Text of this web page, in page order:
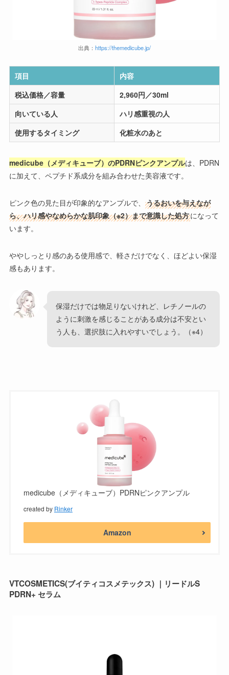
出典： https://themedicube.jp/
項目
内容
税込価格／容量
2,960円／30ml
向いている人
ハリ感重視の人
使用するタイミング
化粧水のあと
medicube（メディキューブ）のPDRNピンクアンプルは、PDRN
に加えて、ペプチド系成分を組み合わせた美容液です。
ピンク色の見た目が印象的なアンプルで、 うるおいを与えなが
ら、ハリ感やなめらかな肌印象（※2）まで意識した処方になって
います。
ややしっとり感のある使用感で、軽さだけでなく、ほどよい保湿
感もあります。
保湿だけでは物足りないけれど、レチノールの
ように刺激を感じることがある成分は不安とい
う人も、選択肢に入れやすいでしょう。（※4）
medicube（メディキューブ）PDRNピンクアンプル
created by Rinker
Amazon
VTCOSMETICS(ブイティコスメテックス) ｜リードルS
PDRN+ セラム